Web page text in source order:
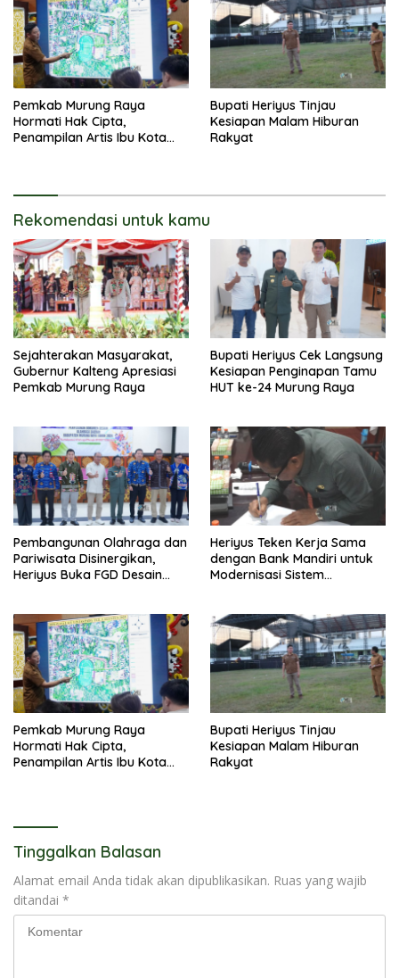
Pemkab Murung Raya
Hormati Hak Cipta,
Penampilan Artis Ibu Kota
Bupati Heriyus Tinjau
Kesiapan Malam Hiburan
Rakyat
Rekomendasi untuk kamu
Sejahterakan Masyarakat,
Gubernur Kalteng Apresiasi
Pemkab Murung Raya
Bupati Heriyus Cek Langsung
Kesiapan Penginapan Tamu
HUT ke-24 Murung Raya
Pembangunan Olahraga dan
Pariwisata Disinergikan,
Heriyus Buka FGD Desain
Heriyus Teken Kerja Sama
dengan Bank Mandiri untuk
Modernisasi Sistem
Pemkab Murung Raya
Hormati Hak Cipta,
Penampilan Artis Ibu Kota
Bupati Heriyus Tinjau
Kesiapan Malam Hiburan
Rakyat
Tinggalkan Balasan
Alamat email Anda tidak akan dipublikasikan. Ruas yang wajib
ditandai *